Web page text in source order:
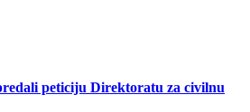
peticiju Direktoratu za civilnu